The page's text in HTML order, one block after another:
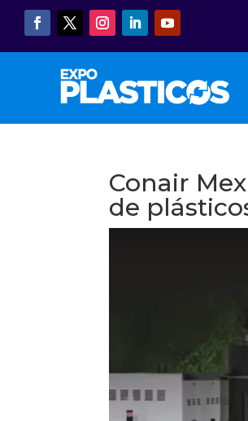
Conair
de